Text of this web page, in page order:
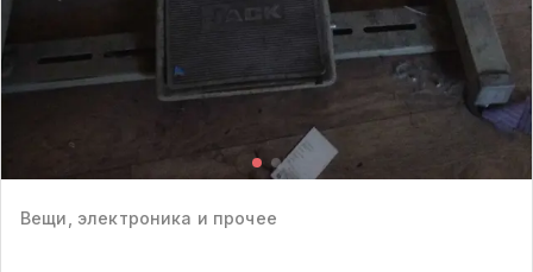
Вещи, электроника и прочее